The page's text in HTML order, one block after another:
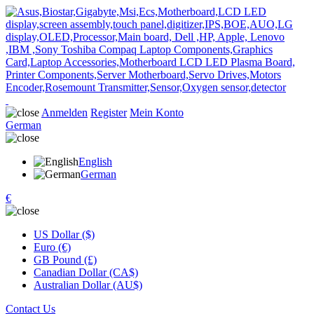
Anmelden Register Mein Konto
German
English
German
€
US Dollar ($)
Euro (€)
GB Pound (£)
Canadian Dollar (CA$)
Australian Dollar (AU$)
Contact Us